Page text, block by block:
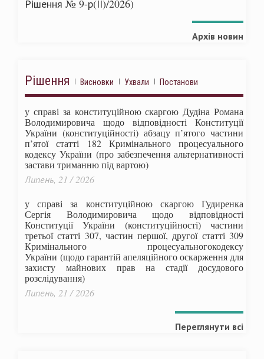
Рішення № 9-р(ІІ)/2026)
Архів новин
Рішення Висновки Ухвали Постанови
у справі за конституційною скаргою Дудіна Романа
Володимировича щодо відповідності Конституції
України (конституційності) абзацу п’ятого частини
п’ятої статті 182 Кримінального процесуального
кодексу України (про забезпечення альтернативності
застави триманню під вартою)
Липень, 21 / 2026
у справі за конституційною скаргою Гудиренка
Сергія Володимировича щодо відповідності
Конституції України (конституційності) частини
третьої статті 307, частин першої, другої статті 309
Кримінального процесуальногокодексу
України (щодо гарантій апеляційного оскарження для
захисту майнових прав на стадії досудового
розслідування)
Липень, 21 / 2026
Переглянути всі